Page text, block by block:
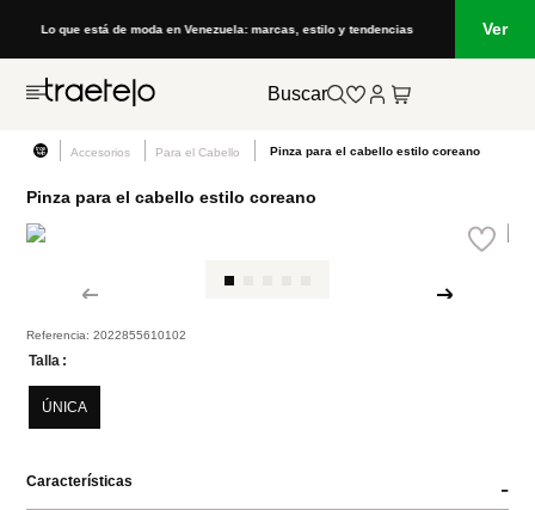
Lo que está de moda en Venezuela: marcas, estilo y tendencias Ver
Buscar
Accesorios Para el Cabello Pinza para el cabello estilo coreano
Pinza para el cabello estilo coreano
Referencia:2022855610102
Talla
ÚNICA
Características -